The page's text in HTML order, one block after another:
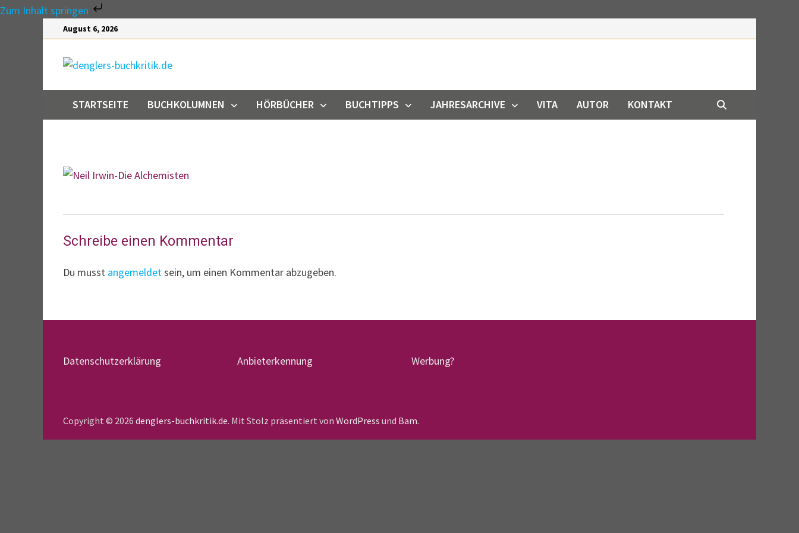
Zum Inhalt springen
Inhalt
springen
August 6, 2026
STARTSEITE BUCHKOLUMNEN HÖRBÜCHER BUCHTIPPS JAHRESARCHIVE VITA AUTOR KONTAKT
Schreibe einen Kommentar
Du musst angemeldetsein, um einen Kommentar abzugeben.
Datenschutzerklärung Anbieterkennung Werbung?
Copyright © 2026denglers-buchkritik.de. Mit Stolz präsentiert vonWordPress und Bam.